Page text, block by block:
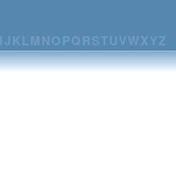
IJ KLM NO PQRSTUVWXYZ